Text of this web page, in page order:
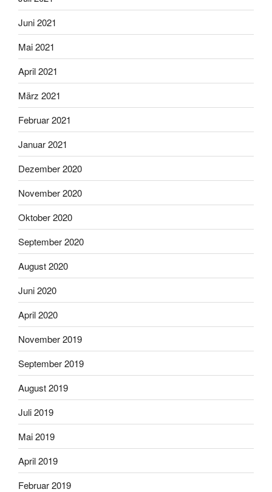
Juni 2021
Mai 2021
April 2021
März 2021
Februar 2021
Januar 2021
Dezember 2020
November 2020
Oktober 2020
September 2020
August 2020
Juni 2020
April 2020
November 2019
September 2019
August 2019
Juli 2019
Mai 2019
April 2019
Februar 2019